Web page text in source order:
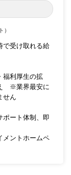
）
で受け取れる給
福利厚生の拡
※業界最安に
せん
ポート体制、即
メントホームペ